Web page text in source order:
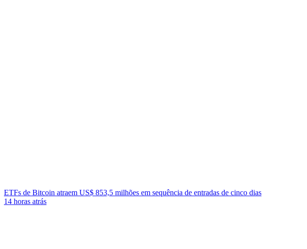
ETFs de Bitcoin atraem US$ 853,5 milhões em sequência de entradas de cinco dias
14 horas atrás